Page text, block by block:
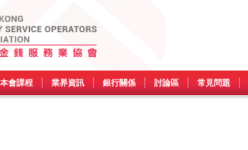
本會課程 業界資訊 銀行關係 討論區 常見問題